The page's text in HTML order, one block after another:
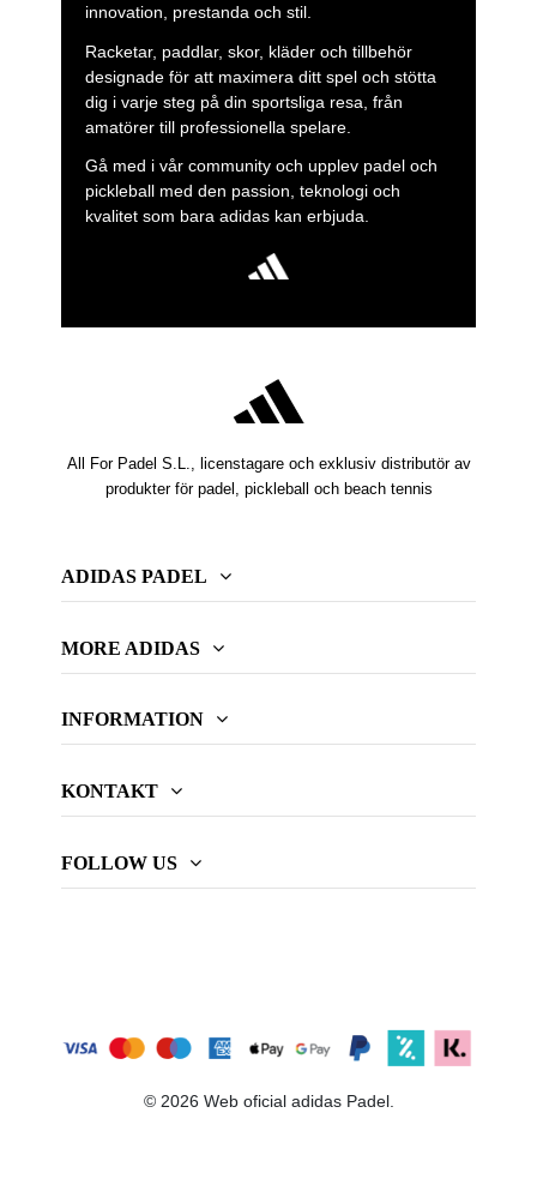
innovation, prestanda och stil.
Racketar, paddlar, skor, kläder och tillbehör
designade för att maximera ditt spel och stötta
dig i varje steg på din sportsliga resa, från
amatörer till professionella spelare.
Gå med i vår community och upplev padel och
pickleball med den passion, teknologi och
kvalitet som bara adidas kan erbjuda.
All For Padel S.L., licenstagare och exklusiv distributör av
produkter för padel, pickleball och beach tennis
ADIDAS PADEL
MORE ADIDAS
INFORMATION
KONTAKT
FOLLOW US
© 2026 Web oficial adidas Padel.